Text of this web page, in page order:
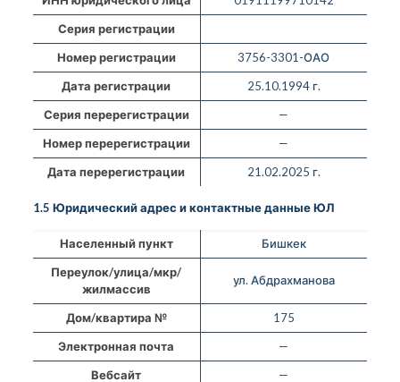
Серия регистрации
Номер регистрации
3756-3301-ОАО
Дата регистрации
25.10.1994 г.
Серия перерегистрации
—
Номер перерегистрации
—
Дата перерегистрации
21.02.2025 г.
1.5 Юридический адрес и контактные данные ЮЛ
Населенный пункт
Бишкек
Переулок/улица/мкр/
жилмассив
ул. Абдрахманова
Дом/квартира №
175
Электронная почта
—
Вебсайт
—